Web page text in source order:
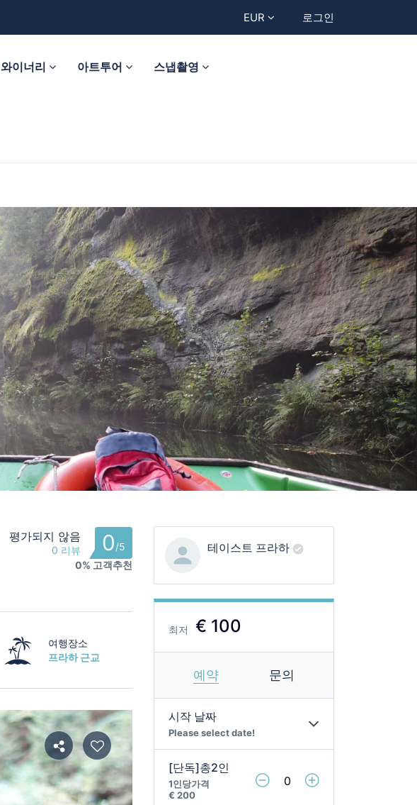
EUR 로그인
와이너리 아트투어 스냅촬영
평가되지 않음
0 리뷰 0/5
0% 고객추천
여행장소
프라하 근교
테이스트 프라하
최저 € 100
예약 문의
시작 날짜
Please select date!
[단독]총2인
1인당가격
€ 200 ㅤㅤㅤ